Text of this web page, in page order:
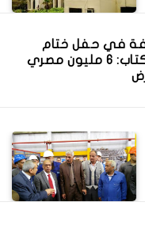
في حفل ختام
معرض الكتاب: 6 مليون مصري